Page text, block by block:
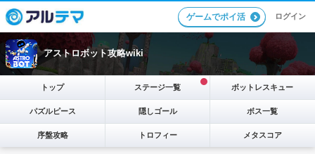
ゲームでポイ活 ログイン
アストロボット攻略wiki
トップ ステージ一覧 ボットレスキュー
パズルピース 隠しゴール ボス一覧
序盤攻略 トロフィー メタスコア